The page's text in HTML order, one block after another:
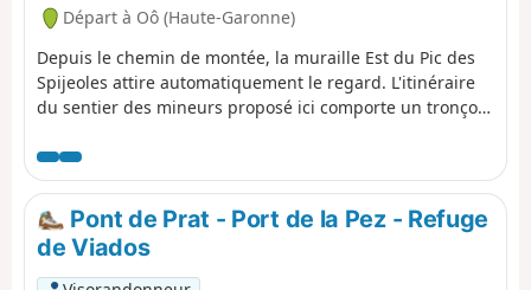
Luchonnais.
Départ à Oô (Haute-Garonne)
Depuis le chemin de montée, la muraille Est du Pic des
Spijeoles attire automatiquement le regard. L'itinéraire
du sentier des mineurs proposé ici comporte un tronçon
Lac du Port d'Oo, la progression se fait sur de grandes
dalles lisses et des éboulis avec le franchissement de
deux cheminées pour arriver au sommet. La descente
s'effectue par la voie normale en passant par la Coume
de l'Abesque avant de rejoindre le Refuge d'Espingo.
Pont de Prat - Port de la Pez - Refuge
de Viados